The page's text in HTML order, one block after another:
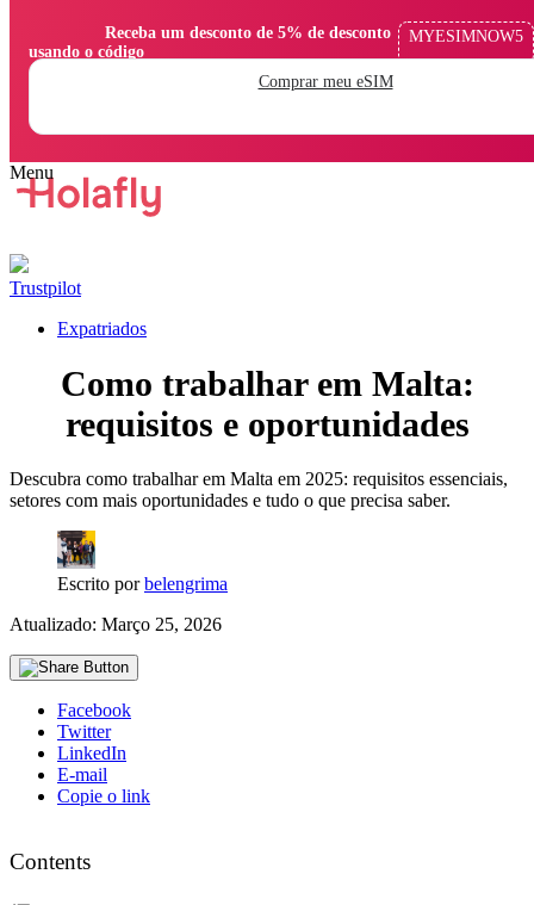
usando o código
MYESIMNOW5
Comprar meu eSIM
Trustpilot
Expatriados
Como trabalhar em Malta:
requisitos e oportunidades
Descubra como trabalhar em Malta em 2025: requisitos essenciais,
setores com mais oportunidades e tudo o que precisa saber.
Escrito porbelengrima
Atualizado: Março 25, 2026
Facebook
Twitter
LinkedIn
E-mail
Copie o link
Contents